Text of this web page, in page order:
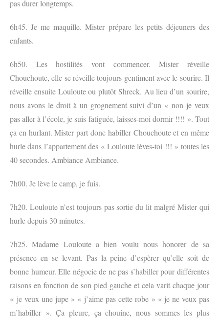
pas durer longtemps.
6h45. Je me maquille.Mister prépare les petits déjeuners des
enfants.
6h50. Les hostilités vont commencer. Mister réveille
Chouchoute, elle se réveille toujours gentiment avec le sourire. Il
réveille ensuite Louloute ou plutôt Shreck. Au lieu d’un sourire,
nous avons le droit à un grognement suivi d’un « non je veux
pas aller à l’école, je suis fatiguée, laisses-moi dormir !!!! ». Tout
ça en hurlant. Mister part donc habiller Chouchoute et en même
hurle dans l’appartement des « Louloute lèves-toi !!! » toutes les
40 secondes. Ambiance Ambiance.
7h00. Je lève le camp, je fuis.
7h20. Louloute n’est toujours pas sortie du lit malgré Mister qui
hurle depuis 30 minutes.
7h25. Madame Louloute a bien voulu nous honorer de sa
présence en se levant. Pas la peine d’espèrer qu’elle soit de
bonne humeur. Elle négocie de ne pas s’habiller pour différentes
raisons en fonction de son pied gauche et cela varit chaque jour
« je veux une jupe » « j’aime pas cette robe » « je ne veux pas
m’habiller ». Ça pleure, ça chouine, nous sommes les plus